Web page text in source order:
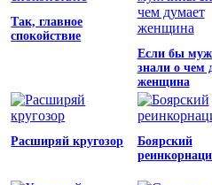
Так, главное
спокойствие
Если бы
знали о чем
женщина
Расширяй кругозор
Боярский